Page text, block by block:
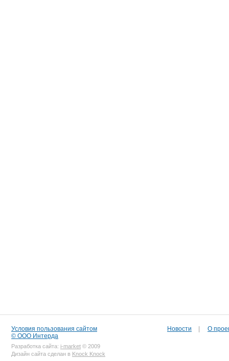
Условия пользования сайтом
© ООО Интерда
Разработка сайта: i-market © 2009
Дизайн сайта сделан в Knock Knock
Новости О